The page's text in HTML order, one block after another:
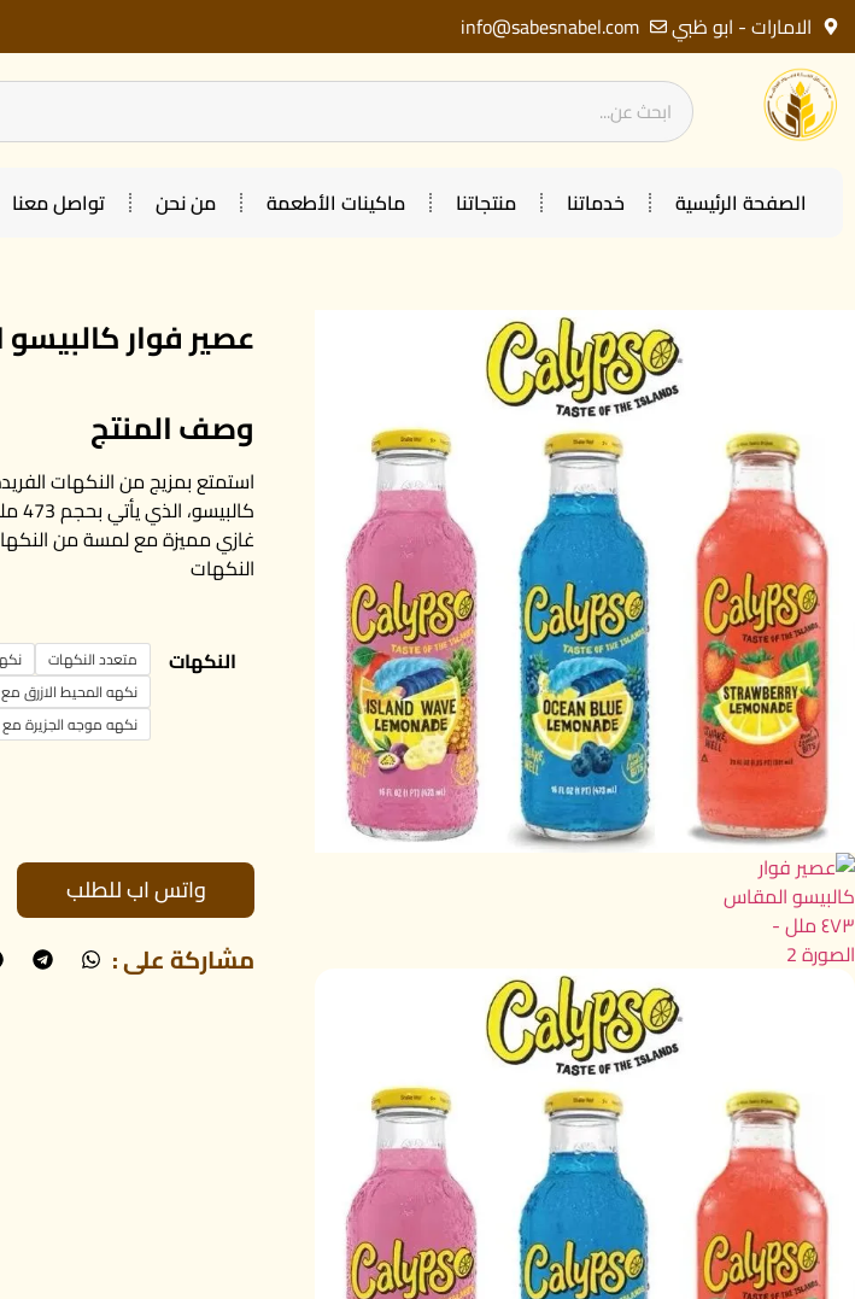
الامارات - ابو ظبي info@sabesnabel.com
الصفحة الرئيسية خدماتنا منتجاتنا ماكينات الأطعمة من نحن تواصل معنا
عصير فوار كالبيسو
وصف المنتج
استمتع بمزيج من النكهات
غازي مميزة مع لمسة من
النكهات
النكهات متعدد النكهات
نكهه المحيط الازرق
نكهه موجه الجزيرة مع
واتس اب للطلب
مشاركة على :